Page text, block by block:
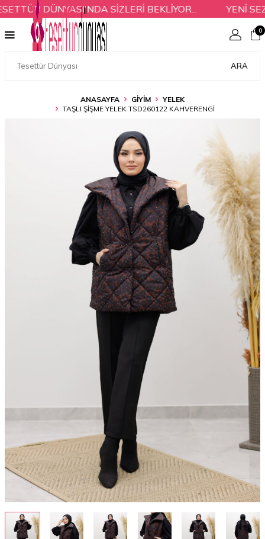
DÜNYASI'NDA SİZLERİ BEKLİYOR... YENİ
ARA
0
ANASAYFA GİYİM
YELEK
TAŞLI ŞIŞME YELEK TSD260122 KAHVERENGI